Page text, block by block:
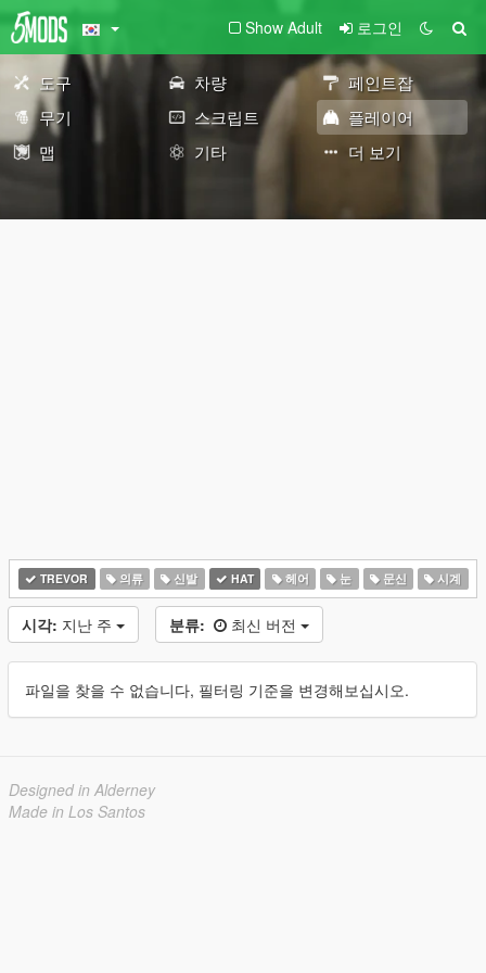
Show Adult 로그인
도구 차량
페인트잡
무기
스크립트
플레이어
맵
기타 더 보기
TREVOR 의류 신발 HAT 헤어 눈 문신 시계
시각: 지난 주 분류: 최신 버전
파일을 찾을 수 없습니다, 필터링 기준을 변경해보십시오.
Designed in Alderney
Made in Los Santos